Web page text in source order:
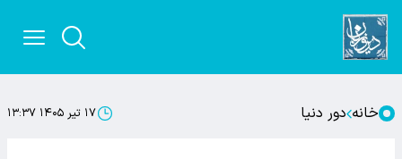
خانه دور دنیا ۱۷ تیر ۱۴۰۵ ۱۳:۳۷